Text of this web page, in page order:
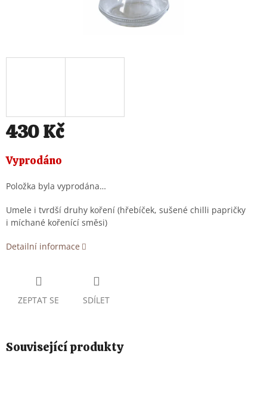
430 Kč
cena:
Vyprodáno
Položka byla vyprodána…
Umele i tvrdší druhy koření (hřebíček, sušené chilli papričky
i míchané kořenící směsi)
Detailní informace
ZEPTAT SE SDÍLET
Související produkty